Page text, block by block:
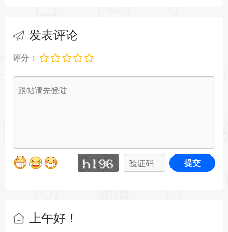
发表评论
评分：
提交
上午好！